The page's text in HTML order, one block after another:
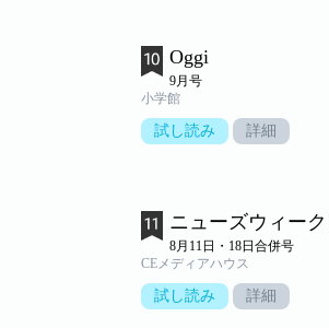
Oggi
9月号
小学館
試し読み 詳細
ニューズウィー
8月11日・18日合併号
CEメディアハウス
試し読み 詳細